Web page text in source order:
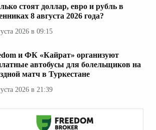
стоят доллар, евро и рубль в
8 августа 2026 года?
2026 в 09:15
и ФК «Кайрат» организуют
автобусы для болельщиков на
матч в Туркестане
2026 в 21:39